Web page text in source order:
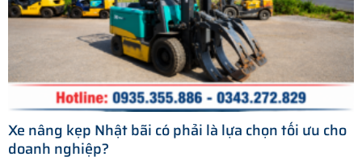
Xe nâng kẹp Nhật bãi có phải là lựa chọn tối ưu cho
doanh nghiệp?